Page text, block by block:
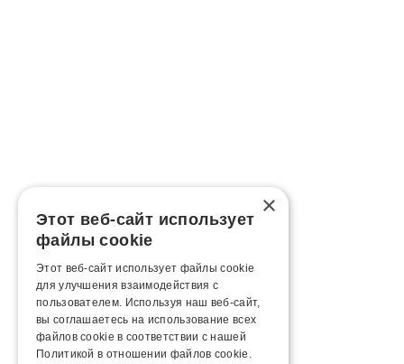
×
Этот веб-сайт использует
файлы cookie
Этот веб-сайт использует файлы cookie
для улучшения взаимодействия с
пользователем. Используя наш веб-сайт,
вы соглашаетесь на использование всех
файлов cookie в соответствии с нашей
Политикой в ​​отношении файлов cookie.